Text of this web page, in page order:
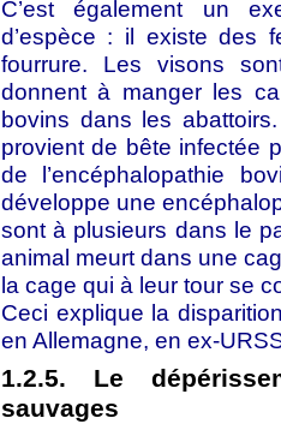
C’est également un
d’espèce : il existe des
fourrure. Les visons
donnent à manger les
bovins dans les
provient de bête infectée
de l’encéphalopathie
développe une
sont à plusieurs dans le
animal meurt dans une
la cage qui à leur tour se
Ceci explique la
en Allemagne, en ex-
1.2.5. Le
sauvages